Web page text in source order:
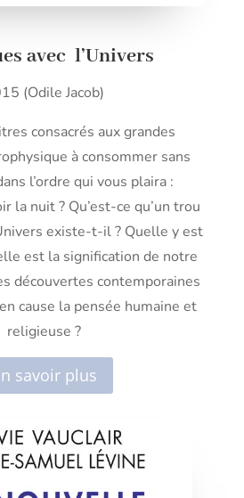
avec l’Univers
(Odile Jacob)
consacrés aux grandes
à consommer sans
l’ordre qui vous plaira :
la nuit ? Qu’est-ce qu’un trou
existe-t-il ? Quelle y est
est la signification de notre
découvertes contemporaines
cause la pensée humaine et
religieuse ?
savoir plus